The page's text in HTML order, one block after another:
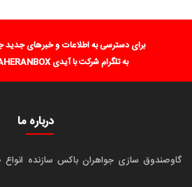
برای دسترسی به اطلاعات و خبرهای جدید
به تلگرام شرکت با آیدی JAVAHERANBOX@
درباره ما
گاوصندوق سازی جواهران باکس سازنده انواع